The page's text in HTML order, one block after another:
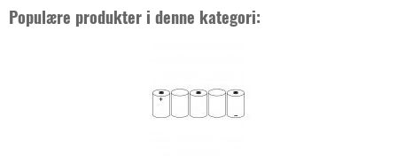
Populære produkter i denne kategori: